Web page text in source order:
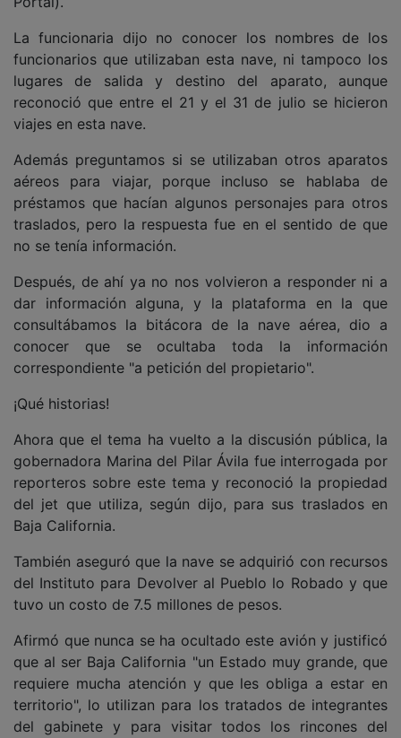
La funcionaria dijo no conocer los nombres de los
funcionarios que utilizaban esta nave, ni tampoco los
lugares de salida y destino del aparato, aunque
reconoció que entre el 21 y el 31 de julio se hicieron
viajes en esta nave.
Además preguntamos si se utilizaban otros aparatos
aéreos para viajar, porque incluso se hablaba de
préstamos que hacían algunos personajes para otros
traslados, pero la respuesta fue en el sentido de que
no se tenía información.
Después, de ahí ya no nos volvieron a responder ni a
dar información alguna, y la plataforma en la que
consultábamos la bitácora de la nave aérea, dio a
conocer que se ocultaba toda la información
correspondiente "a petición del propietario".
¡Qué historias!
Ahora que el tema ha vuelto a la discusión pública, la
gobernadora Marina del Pilar Ávila fue interrogada por
reporteros sobre este tema y reconoció la propiedad
del jet que utiliza, según dijo, para sus traslados en
Baja California.
También aseguró que la nave se adquirió con recursos
del Instituto para Devolver al Pueblo lo Robado y que
tuvo un costo de 7.5 millones de pesos.
Afirmó que nunca se ha ocultado este avión y justificó
que al ser Baja California "un Estado muy grande, que
requiere mucha atención y que les obliga a estar en
territorio", lo utilizan para los tratados de integrantes
del gabinete y para visitar todos los rincones del